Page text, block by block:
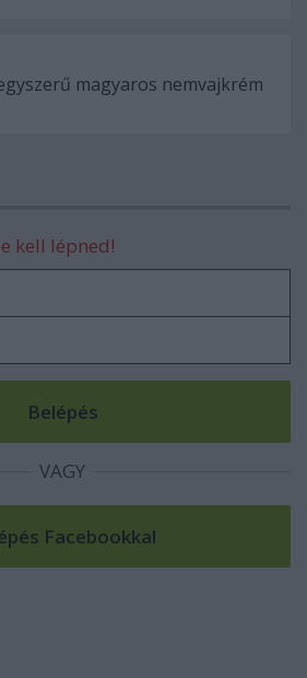
magyaros nemvajkrém
kell lépned!
VAGY